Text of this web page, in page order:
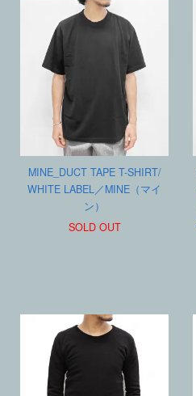
MINE_DUCT TAPE T-SHIRT/
WHITE LABEL／MINE（マイ
ン）
SOLD OUT